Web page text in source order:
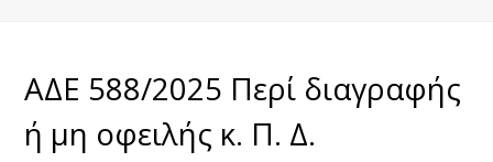
ΑΔΕ 588/2025 Περί διαγραφής
ή μη οφειλής κ. Π. Δ.